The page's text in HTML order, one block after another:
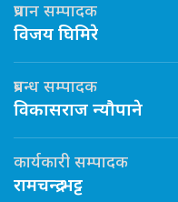
प्रधान सम्पादक
विजय घिमिरे
प्रबन्ध सम्पादक
विकासराज न्यौपाने
कार्यकारी सम्पादक
रामचन्द्र भट्ट